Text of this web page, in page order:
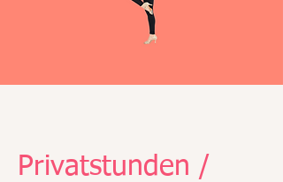
Privatstunden /